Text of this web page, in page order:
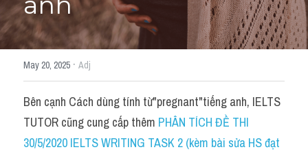
Khác
Từ vựng theo topic
Từ vựng theo Topic
Vocabulary - Grammar
Grammar
May 20, 2025 · Adj
Bên cạnh Cách dùng tính từ"pregnant"tiếng anh, IELTS
TUTOR cũng cung cấp thêm PHÂN TÍCH ĐỀ THI
30/5/2020 IELTS WRITING TASK 2 (kèm bài sửa HS đạt